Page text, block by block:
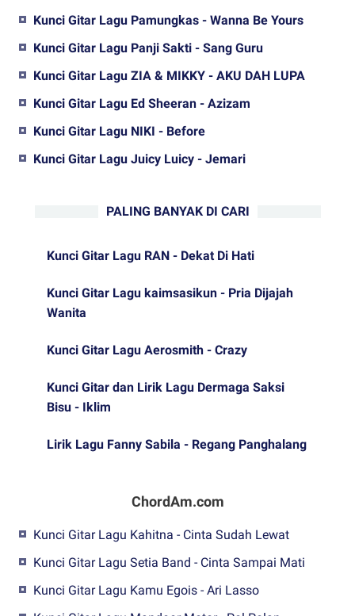
Kunci Gitar Lagu Pamungkas - Wanna Be Yours
Kunci Gitar Lagu Panji Sakti - Sang Guru
Kunci Gitar Lagu ZIA & MIKKY - AKU DAH LUPA
Kunci Gitar Lagu Ed Sheeran - Azizam
Kunci Gitar Lagu NIKI - Before
Kunci Gitar Lagu Juicy Luicy - Jemari
PALING BANYAK DI CARI
Kunci Gitar Lagu RAN - Dekat Di Hati
Kunci Gitar Lagu kaimsasikun - Pria Dijajah
Wanita
Kunci Gitar Lagu Aerosmith - Crazy
Kunci Gitar dan Lirik Lagu Dermaga Saksi
Bisu - Iklim
Lirik Lagu Fanny Sabila - Regang Panghalang
ChordAm.com
Kunci Gitar Lagu Kahitna - Cinta Sudah Lewat
Kunci Gitar Lagu Setia Band - Cinta Sampai Mati
Kunci Gitar Lagu Kamu Egois - Ari Lasso